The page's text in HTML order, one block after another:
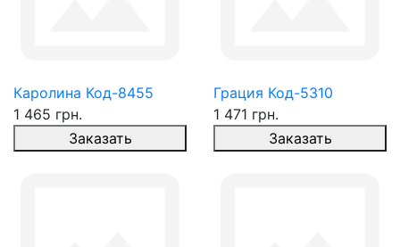
Каролина Код-8455
1 465 грн.
Заказать
Грация Код-5310
1 471 грн.
Заказать